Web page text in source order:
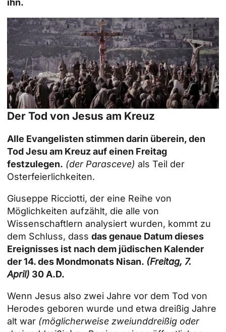
ihn.
Der Tod von Jesus am Kreuz
Alle Evangelisten stimmen darin überein, den
Tod Jesu am Kreuz auf einen Freitag
festzulegen. (der Parasceve) als Teil der
Osterfeierlichkeiten.
Giuseppe Ricciotti, der eine Reihe von
Möglichkeiten aufzählt, die alle von
Wissenschaftlern analysiert wurden, kommt zu
dem Schluss, dass das genaue Datum dieses
Ereignisses ist nach dem jüdischen Kalender
der 14. des Mondmonats Nisan. (Freitag, 7.
April) 30 A.D.
Wenn Jesus also zwei Jahre vor dem Tod von
Herodes geboren wurde und etwa dreißig Jahre
alt war (möglicherweise zweiunddreißig oder